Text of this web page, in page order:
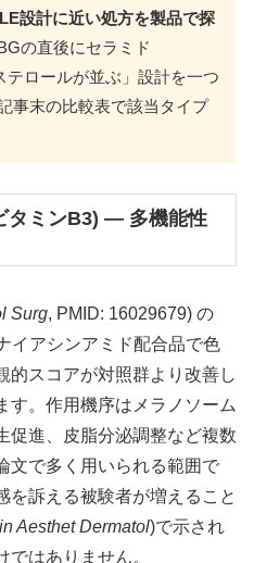
設計に近い処方を製品で探
の直後にセラミド
テロールが並ぶ」設計を一つ
事末の比較表で該当タイプ
タミンB3) — 多機能性
Surg, PMID: 16029679) の
イアシンアミド配合品で色
的スコアが対照群より改善し
す。作用機序はメラノソーム
促進、皮脂分泌調整など複数
文で多く用いられる範囲で
を訴える被験者が増えること
Aesthet Dermatol)で示され
はありません。